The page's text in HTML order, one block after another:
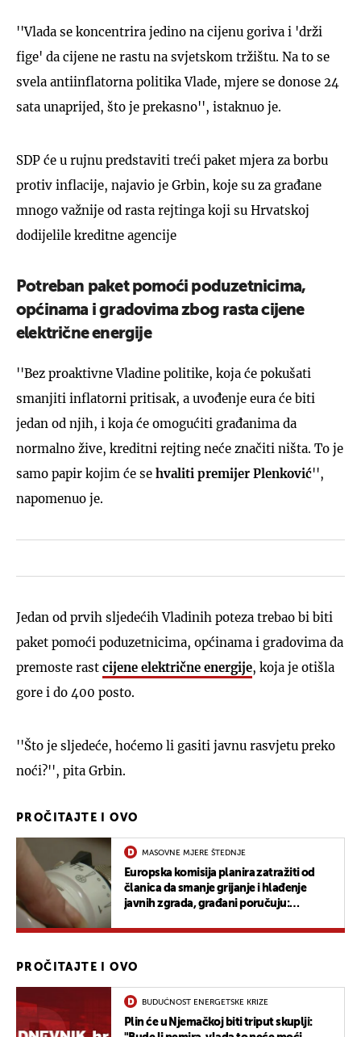
''Vlada se koncentrira jedino na cijenu goriva i 'drži
fige' da cijene ne rastu na svjetskom tržištu. Na to se
svela antiinflatorna politika Vlade, mjere se donose 24
sata unaprijed, što je prekasno'', istaknuo je.
SDP će u rujnu predstaviti treći paket mjera za borbu
protiv inflacije, najavio je Grbin, koje su za građane
mnogo važnije od rasta rejtinga koji su Hrvatskoj
dodijelile kreditne agencije
Potreban paket pomoći poduzetnicima,
općinama i gradovima zbog rasta cijene
električne energije
''Bez proaktivne Vladine politike, koja će pokušati
smanjiti inflatorni pritisak, a uvođenje eura će biti
jedan od njih, i koja će omogućiti građanima da
normalno žive, kreditni rejting neće značiti ništa. To je
samo papir kojim će se hvaliti premijer Plenković'',
napomenuo je.
Jedan od prvih sljedećih Vladinih poteza trebao bi biti
paket pomoći poduzetnicima, općinama i gradovima da
premoste rast cijene električne energije, koja je otišla
gore i do 400 posto.
''Što je sljedeće, hoćemo li gasiti javnu rasvjetu preko
noći?'', pita Grbin.
PROČITAJTE I OVO
MASOVNE MJERE ŠTEDNJE
Europska komisija planira zatražiti od
članica da smanje grijanje i hlađenje
javnih zgrada, građani poručuju:
PROČITAJTE I OVO
BUDUĆNOST ENERGETSKE KRIZE
Plin će u Njemačkoj biti triput skuplji: